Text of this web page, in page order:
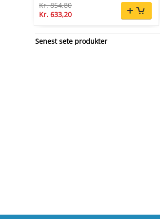
Kr. 854,80
Kr. 633,20
Senest sete produkter